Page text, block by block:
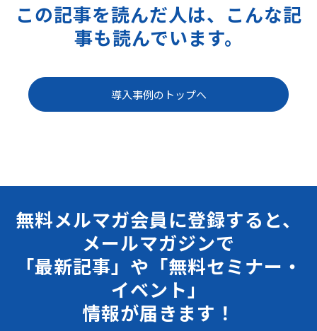
この記事を読んだ人は、こんな記
事も読んでいます。
導入事例のトップへ
無料メルマガ会員に登録すると、
メールマガジンで
「最新記事」や「無料セミナー・
イベント」
情報が届きます！